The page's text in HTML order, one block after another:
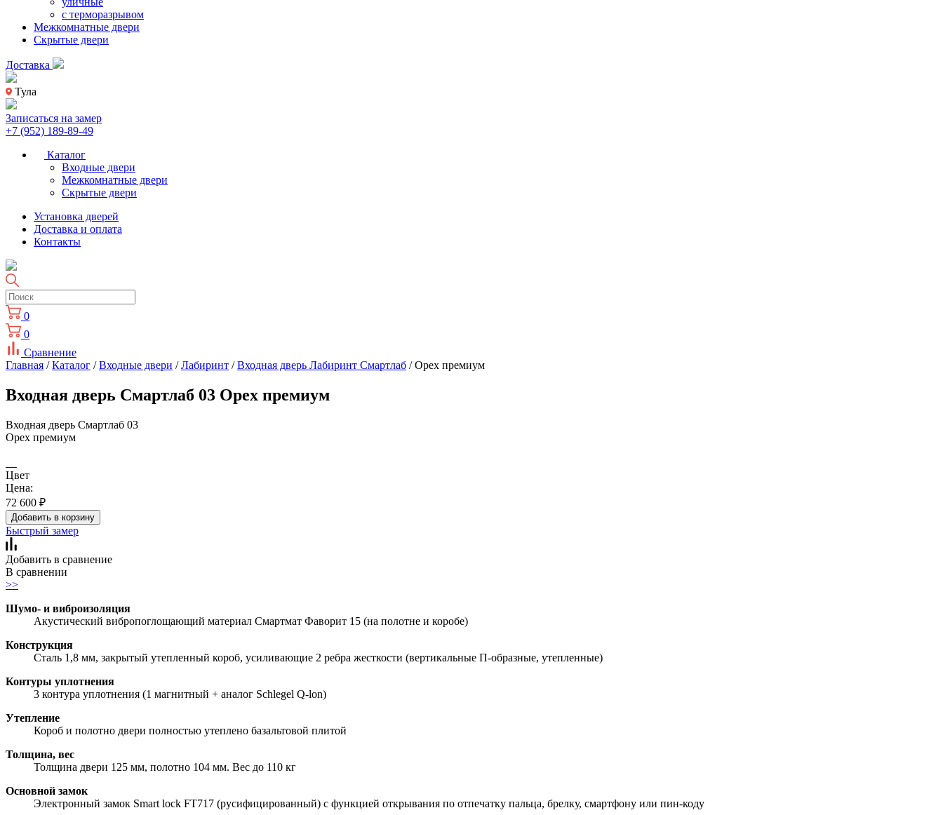
с терморазрывом
Межкомнатные двери
Скрытые двери
Доставка
Тула
Записаться на замер
+7 (952) 189-89-49
Каталог
Входные двери
Межкомнатные двери
Скрытые двери
Установка дверей
Доставка и оплата
Контакты
0
0
Сравнение
Главная /Каталог /Входные двери /Лабиринт /Входная дверь Лабиринт Смартлаб / Орех премиум
Входная дверь Смартлаб 03 Орех премиум
Входная дверь Смартлаб 03
Орех премиум
Цвет
Цена:
72 600 ₽
Добавить в корзину
Быстрый замер
Добавить в сравнение
В сравнении
>>
Шумо- и виброизоляция
Акустический вибропоглощающий материал Смартмат Фаворит 15 (на полотне и коробе)
Конструкция
Сталь 1,8 мм, закрытый утепленный короб, усиливающие 2 ребра жесткости (вертикальные П-образные, утепленные)
Контуры уплотнения
3 контура уплотнения (1 магнитный + аналог Schlegel Q-lon)
Утепление
Короб и полотно двери полностью утеплено базальтовой плитой
Толщина, вес
Толщина двери 125 мм, полотно 104 мм. Вес до 110 кг
Основной замок
Электронный замок Smart lock FT717 (русифицированный) с функцией открывания по отпечатку пальца, брелку, смартфону или пин-коду